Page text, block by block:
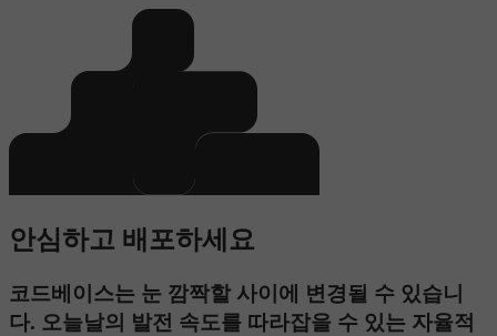
안심하고 배포하세요
코드베이스는 눈 깜짝할 사이에 변경될 수 있습니
다. 오늘날의 발전 속도를 따라잡을 수 있는 자율적